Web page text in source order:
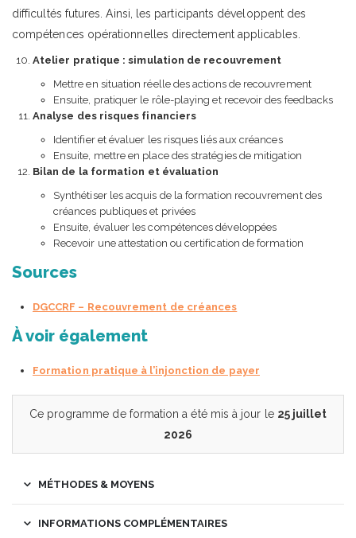
difficultés futures. Ainsi, les participants développent des
compétences opérationnelles directement applicables.
Atelier pratique : simulation de recouvrement
Mettre en situation réelle des actions de recouvrement
Ensuite, pratiquer le rôle-playing et recevoir des feedbacks
Analyse des risques financiers
Identifier et évaluer les risques liés aux créances
Ensuite, mettre en place des stratégies de mitigation
Bilan de la formation et évaluation
Synthétiser les acquis de la formation recouvrement des
créances publiques et privées
Ensuite, évaluer les compétences développées
Recevoir une attestation ou certification de formation
Sources
DGCCRF – Recouvrement de créances
À voir également
Formation pratique à l’injonction de payer
Ce programme de formation a été mis à jour le 25 juillet
2026
MÉTHODES & MOYENS
INFORMATIONS COMPLÉMENTAIRES